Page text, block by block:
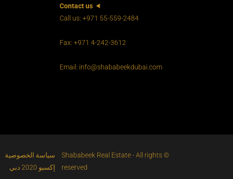
Contact us
Call us: +971 55-559-2484
Fax: +971 4-242-3612
Email: info@shababeekdubai.com
© Shababeek Real Estate - All rights
reserved
سياسة الخصوصية
إكسبو 2020 دبي